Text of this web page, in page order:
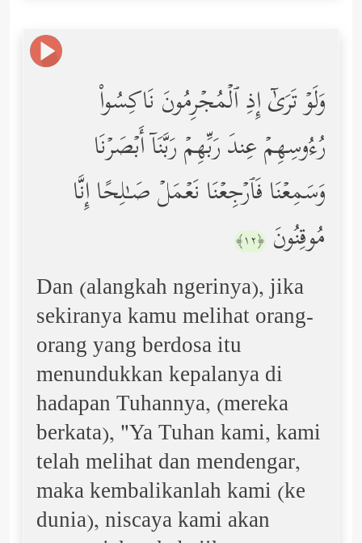
وَلَوۡ تَرَىٰۤ إِذِ ٱلۡمُجۡرِمُونَ نَاكِسُواْ
رُءُوسِهِمۡ عِندَ رَبِّهِمۡ رَبَّنَاۤ أَبۡصَرۡنَا
وَسَمِعۡنَا فَٱرۡجِعۡنَا نَعۡمَلۡ صَـٰلِحًا إِنَّا
مُوقِنُونَ ﴿١٢﴾
Dan (alangkah ngerinya), jika
sekiranya kamu melihat orang-
orang yang berdosa itu
menundukkan kepalanya di
hadapan Tuhannya, (mereka
berkata), "Ya Tuhan kami, kami
telah melihat dan mendengar,
maka kembalikanlah kami (ke
dunia), niscaya kami akan